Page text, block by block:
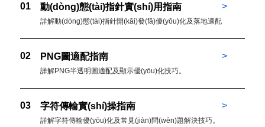
01 動(dòng)態(tài)指針實(shí)用指南
詳解動(dòng)態(tài)指針開(kāi)發(fā)優(yōu)化及落地適配技巧。
>
02 PNG圖適配指南
詳解PNG半透明圖適配及顯示優(yōu)化技巧。
>
03 字符傳輸實(shí)操指南
詳解字符傳輸優(yōu)化及常見(jiàn)問(wèn)題解決技巧。
>